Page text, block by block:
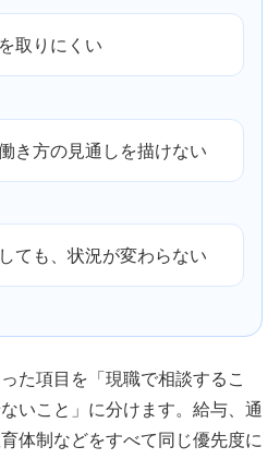
取りにくい
き方の見通しを描けない
ても、状況が変わらない
た項目を「現職で相談するこ
いこと」に分けます。給与、通
体制などをすべて同じ優先度に